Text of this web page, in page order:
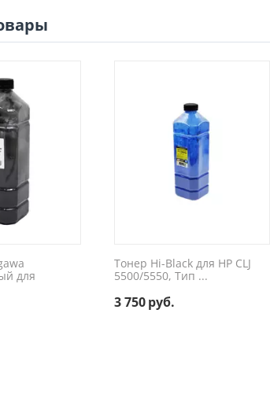
для
Тонер Hi-Black для HP CLJ
5500/5550, Тип ...
3 750руб.